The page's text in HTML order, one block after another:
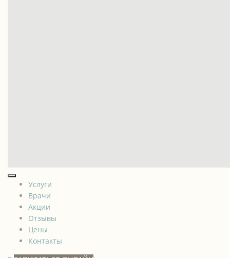
Услуги
Врачи
Акции
Отзывы
Цены
Контакты